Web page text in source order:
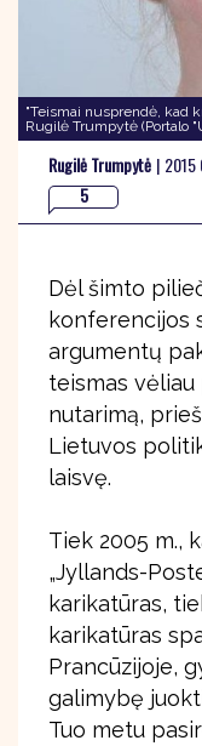
"Teismai nusprendė, kad
Rugilė Trumpytė (Portalo
Rugilė Trumpytė | 2015
5
Dėl šimto
konferencijos
argumentų
teismas
nutarimą,
Lietuvos
laisvę.
Tiek 2005 m.,
„Jyllands-
karikatūras,
karikatūras
Prancūzijoje,
galimybę
Tuo metu